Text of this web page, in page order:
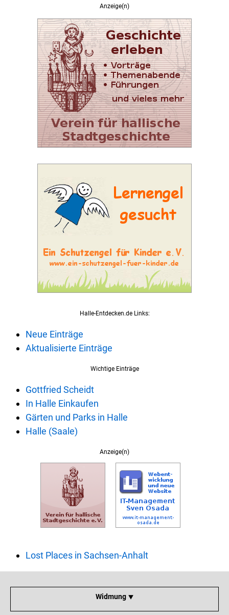
Anzeige(n)
Halle-Entdecken.de Links:
Neue Einträge
Aktualisierte Einträge
Wichtige Einträge
Gottfried Scheidt
In Halle Einkaufen
Gärten und Parks in Halle
Halle (Saale)
Anzeige(n)
Lost Places in Sachsen-Anhalt
Widmung ⯆